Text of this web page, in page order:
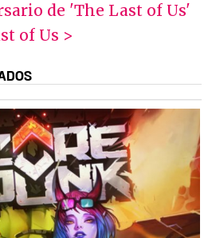
de 'The Last of Us'
of Us >